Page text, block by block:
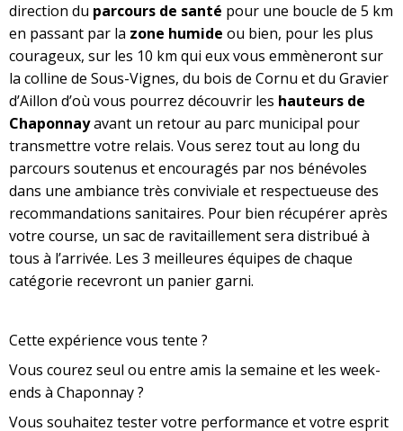
direction du parcours de santé pour une boucle de 5 km
en passant par la zone humide ou bien, pour les plus
courageux, sur les 10 km qui eux vous emmèneront sur
la colline de Sous-Vignes, du bois de Cornu et du Gravier
d’Aillon d’où vous pourrez découvrir les hauteurs de
Chaponnayavant un retour au parc municipal pour
transmettre votre relais. Vous serez tout au long du
parcours soutenus et encouragés par nos bénévoles
dans une ambiance très conviviale et respectueuse des
recommandations sanitaires. Pour bien récupérer après
votre course, un sac de ravitaillement sera distribué à
tous à l’arrivée. Les 3 meilleures équipes de chaque
catégorie recevront un panier garni.
Cette expérience vous tente ?
Vous courez seul ou entre amis la semaine et les week-
ends à Chaponnay ?
Vous souhaitez tester votre performance et votre esprit